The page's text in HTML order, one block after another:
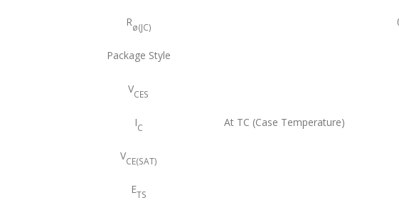
Rø(JC)
Package Style
VCES
IC At TC (Case Temperature)
VCE(SAT)
ETS